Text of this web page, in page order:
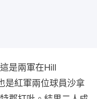
是兩軍在Hill
是紅軍兩位球員沙拿